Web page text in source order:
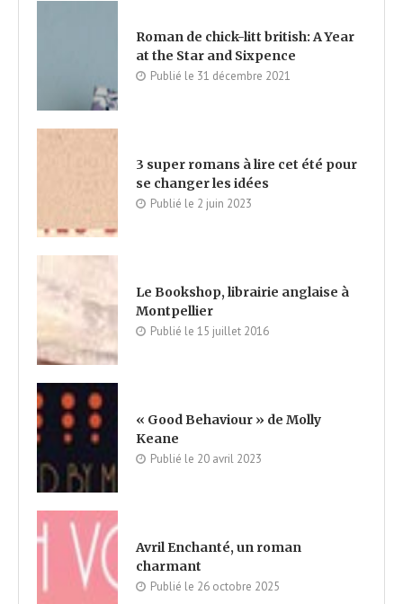
Roman de chick-litt british: A Year
at the Star and Sixpence
Publié le 31 décembre 2021
3 super romans à lire cet été pour
se changer les idées
Publié le 2 juin 2023
Le Bookshop, librairie anglaise à
Montpellier
Publié le 15 juillet 2016
« Good Behaviour » de Molly
Keane
Publié le 20 avril 2023
Avril Enchanté, un roman
charmant
Publié le 26 octobre 2025